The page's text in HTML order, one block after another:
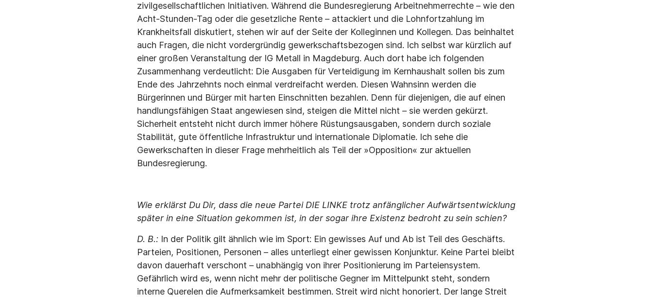
zivilgesellschaftlichen Initiativen. Während die Bundesregierung Arbeitnehmerrechte – wie den
Acht-Stunden-Tag oder die gesetzliche Rente – attackiert und die Lohnfortzahlung im
Krankheitsfall diskutiert, stehen wir auf der Seite der Kolleginnen und Kollegen. Das beinhaltet
auch Fragen, die nicht vordergründig gewerkschaftsbezogen sind. Ich selbst war kürzlich auf
einer großen Veranstaltung der IG Metall in Magdeburg. Auch dort habe ich folgenden
Zusammenhang verdeutlicht: Die Ausgaben für Verteidigung im Kernhaushalt sollen bis zum
Ende des Jahrzehnts noch einmal verdreifacht werden. Diesen Wahnsinn werden die
Bürgerinnen und Bürger mit harten Einschnitten bezahlen. Denn für diejenigen, die auf einen
handlungsfähigen Staat angewiesen sind, steigen die Mittel nicht – sie werden gekürzt.
Sicherheit entsteht nicht durch immer höhere Rüstungsausgaben, sondern durch soziale
Stabilität, gute öffentliche Infrastruktur und internationale Diplomatie. Ich sehe die
Gewerkschaften in dieser Frage mehrheitlich als Teil der »Opposition« zur aktuellen
Bundesregierung.
Wie erklärst Du Dir, dass die neue Partei DIE LINKE trotz anfänglicher Aufwärtsentwicklung
später in eine Situation gekommen ist, in der sogar ihre Existenz bedroht zu sein schien?
D. B.: In der Politik gilt ähnlich wie im Sport: Ein gewisses Auf und Ab ist Teil des Geschäfts.
Parteien, Positionen, Personen – alles unterliegt einer gewissen Konjunktur. Keine Partei bleibt
davon dauerhaft verschont – unabhängig von ihrer Positionierung im Parteiensystem.
Gefährlich wird es, wenn nicht mehr der politische Gegner im Mittelpunkt steht, sondern
interne Querelen die Aufmerksamkeit bestimmen. Streit wird nicht honoriert. Der lange Streit